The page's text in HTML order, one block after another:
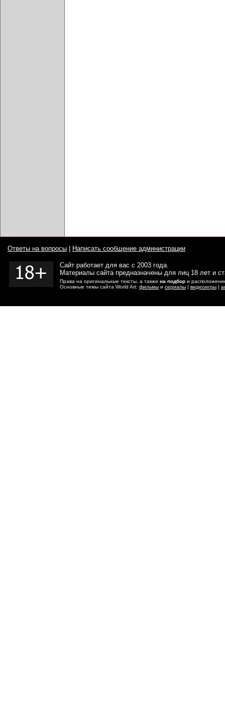
Ответы на вопросы Написать сообщение администрации
Сайт работает для вас с 2003 года.
Материалы сайта предназначены для лиц 18 лет и
Права на оригинальные тексты, а также на подбор и
Основные темы сайта World Art: фильмы и сериалы | видеоигры |